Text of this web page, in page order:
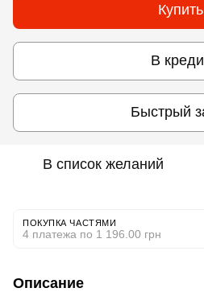
Купить
В
Быстрый
В список желаний
ПОКУПКА ЧАСТЯМИ
4 платежа по 1 196.00 грн
Описание